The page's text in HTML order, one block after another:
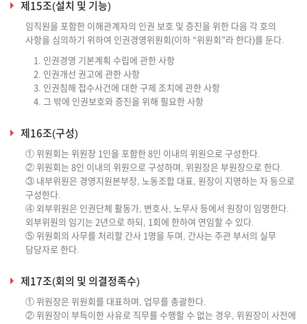
제15조(설치 및 기능)
임직원을 포함한 이해관계자의 인권 보호 및 증진을 위한 다음 각 호의
사항을 심의하기 위하여 인권경영위원회(이하 “위원회”라 한다)를 둔다.
1. 인권경영 기본계획 수립에 관한 사항
2. 인권개선 권고에 관한 사항
3. 인권침해 접수사건에 대한 구제 조치에 관한 사항
4. 그 밖에 인권보호와 증진을 위해 필요한 사항
제16조(구성)
① 위원회는 위원장 1인을 포함한 8인 이내의 위원으로 구성한다.
② 위원회는 8인 이내의 위원으로 구성하며, 위원장은 부원장으로 한다.
③ 내부위원은 경영지원본부장, 노동조합 대표, 원장이 지명하는 자 등으로
구성한다.
④ 외부위원은 인권단체 활동가, 변호사, 노무사 등에서 원장이 임명한다.
외부위원의 임기는 2년으로 하되, 1회에 한하여 연임할 수 있다.
⑤ 위원회의 사무를 처리할 간사 1명을 두며, 간사는 주관 부서의 실무
담당자로 한다.
제17조(회의 및 의결정족수)
① 위원장은 위원회를 대표하며, 업무를 총괄한다.
② 위원장이 부득이한 사유로 직무를 수행할 수 없는 경우, 위원장이 사전에